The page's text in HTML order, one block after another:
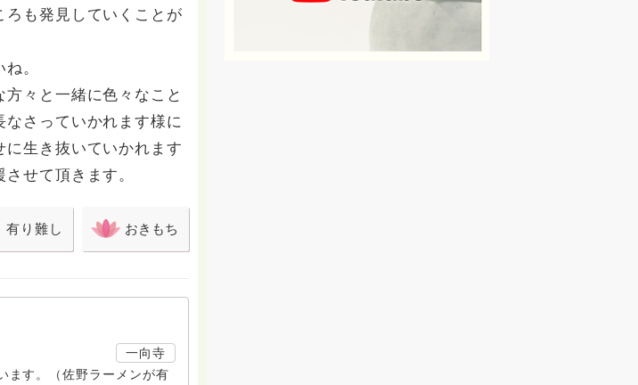
も発見していくことが
。
々と一緒に色々なこと
さっていかれます様に
生き抜いていかれます
せて頂きます。
有り難し おきもち
一向寺
ます。（佐野ラーメンが有